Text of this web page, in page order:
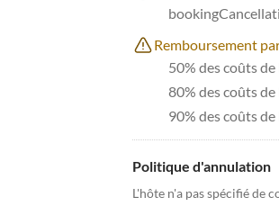
Remboursement
50% des coûts
80% des coûts
90% des coûts
Politique d'annulation
L'hôte n'a pas spécifié de